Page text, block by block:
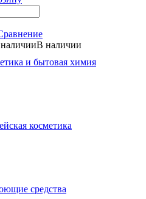
В наличии
и бытовая химия
косметика
средства